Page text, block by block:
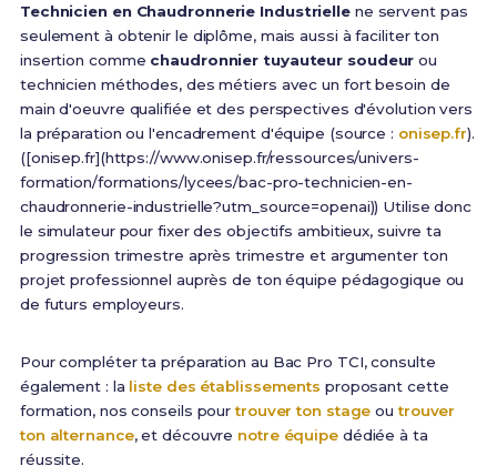
Technicien en Chaudronnerie Industriellene servent pas
seulement à obtenir le diplôme, mais aussi à faciliter ton
insertion comme chaudronnier tuyauteur soudeur ou
technicien méthodes, des métiers avec un fort besoin de
main d'oeuvre qualifiée et des perspectives d'évolution vers
la préparation ou l'encadrement d'équipe (source : onisep.fr).
([onisep.fr](https://www.onisep.fr/ressources/univers-
formation/formations/lycees/bac-pro-technicien-en-
chaudronnerie-industrielle?utm_source=openai)) Utilise donc
le simulateur pour fixer des objectifs ambitieux, suivre ta
progression trimestre après trimestre et argumenter ton
projet professionnel auprès de ton équipe pédagogique ou
de futurs employeurs.
Pour compléter ta préparation au Bac Pro TCI, consulte
également : la liste des établissements proposant cette
formation, nos conseils pourtrouver ton stage outrouver
ton alternance, et découvre notre équipedédiée à ta
réussite.